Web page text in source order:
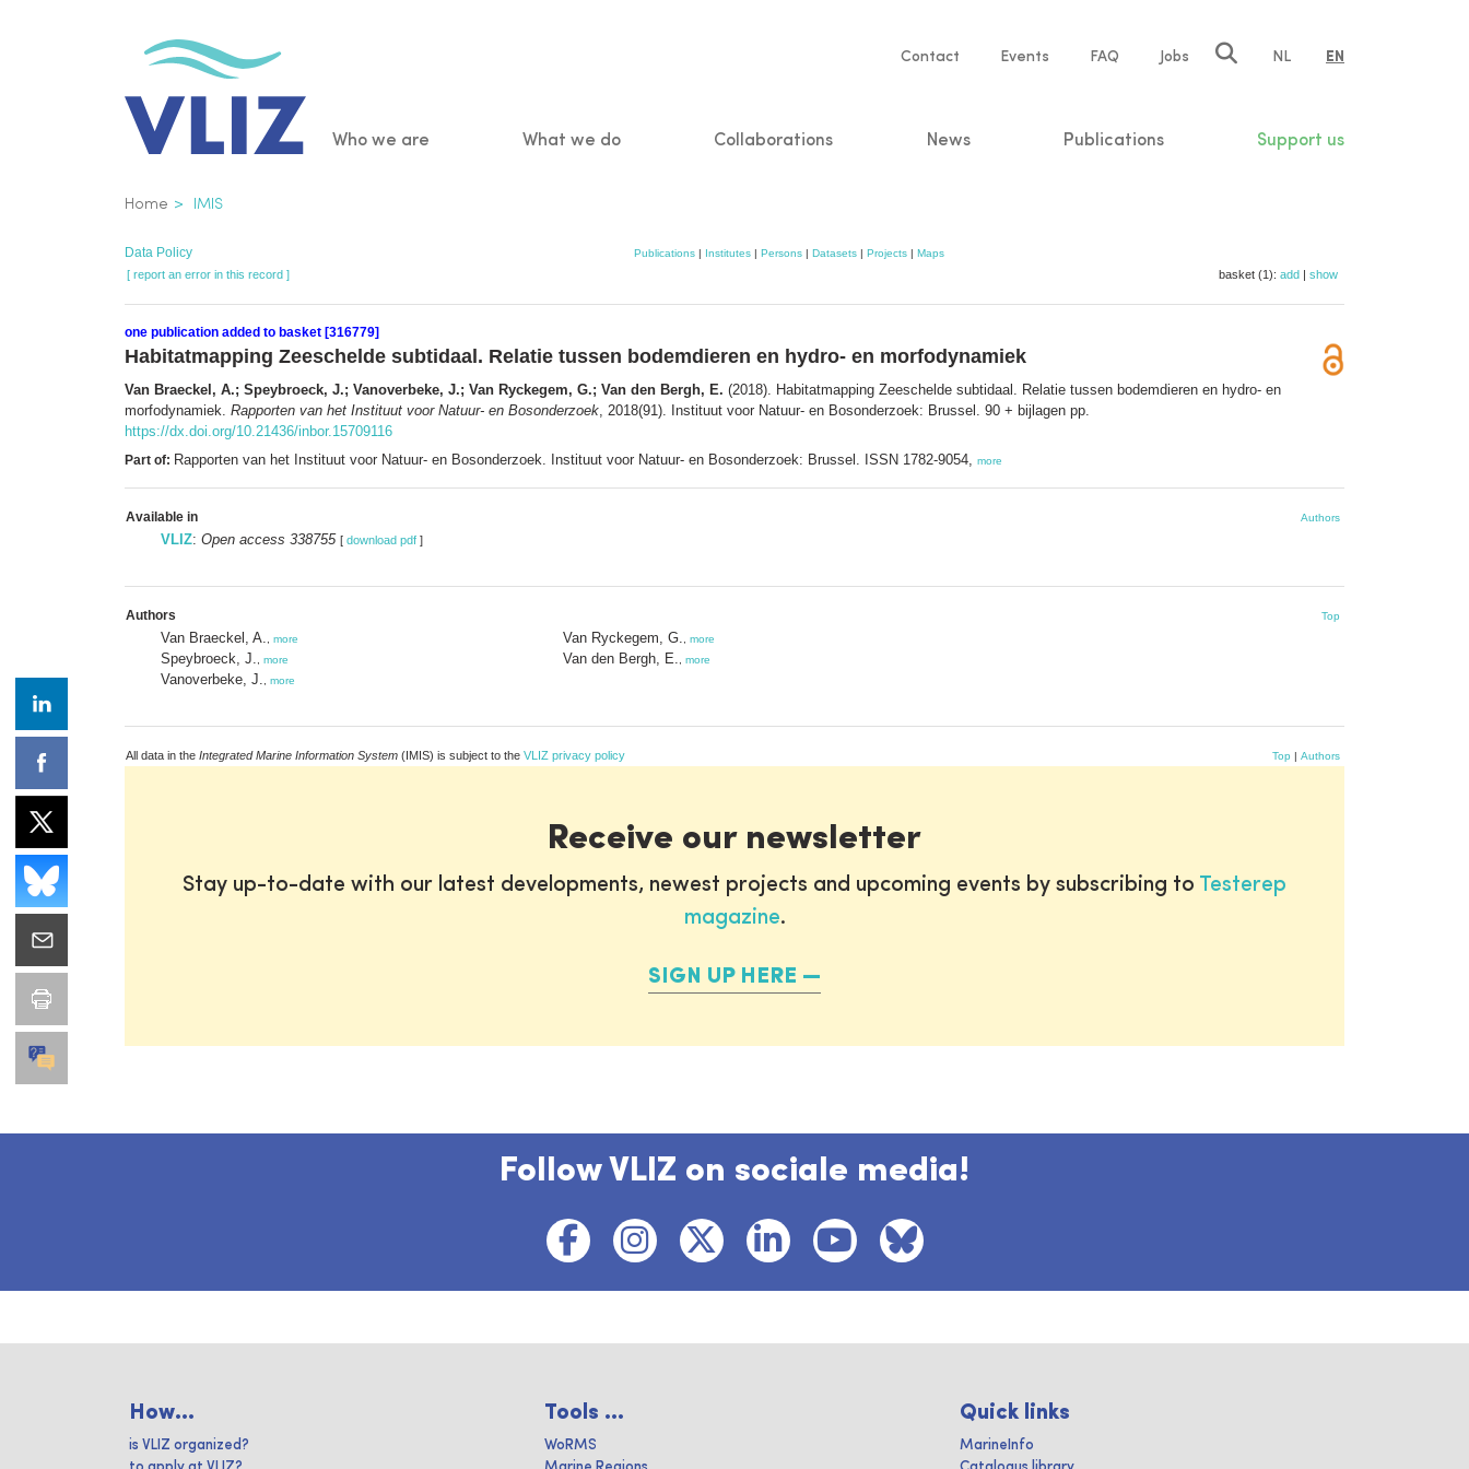
Service
Contact Events FAQ Jobs NL EN
Main
Who we are What we do Collaborations News Publications Support us
Breadcrumb
Home IMIS
Data Policy Publications | Institutes | Persons | Datasets | Projects | Maps
[ report an error in this record ] basket (1): add | show
one publication added to basket [316779]
Habitatmapping Zeeschelde subtidaal. Relatie tussen bodemdieren en hydro- en morfodynamiek
Van Braeckel, A.; Speybroeck, J.; Vanoverbeke, J.; Van Ryckegem, G.; Van den Bergh, E. (2018). Habitatmapping Zeeschelde subtidaal. Relatie tussen bodemdieren en hydro- en
morfodynamiek. Rapporten van het Instituut voor Natuur- en Bosonderzoek , 2018(91). Instituut voor Natuur- en Bosonderzoek: Brussel. 90 + bijlagen pp.
https://dx.doi.org/10.21436/inbor.15709116
Part of: Rapporten van het Instituut voor Natuur- en Bosonderzoek. Instituut voor Natuur- en Bosonderzoek: Brussel. ISSN 1782-9054, more
Available in Authors
VLIZ: Open access 338755 [ download pdf ]
Authors Top
Van Braeckel, A. more
Speybroeck, J. more
Vanoverbeke, J. more
Van Ryckegem, G. more
Van den Bergh, E. more
All data in the Integrated Marine Information System (IMIS) is subject to the VLIZ privacy policy Top | Authors
Receive our newsletter
Stay up-to-date with our latest developments, newest projects and upcoming events by subscribing to Testerep
magazine.
SIGN UP HERE
Follow VLIZ on sociale media!
How...
is VLIZ organized?
Tools ...
WoRMS
Quick links
MarineInfo